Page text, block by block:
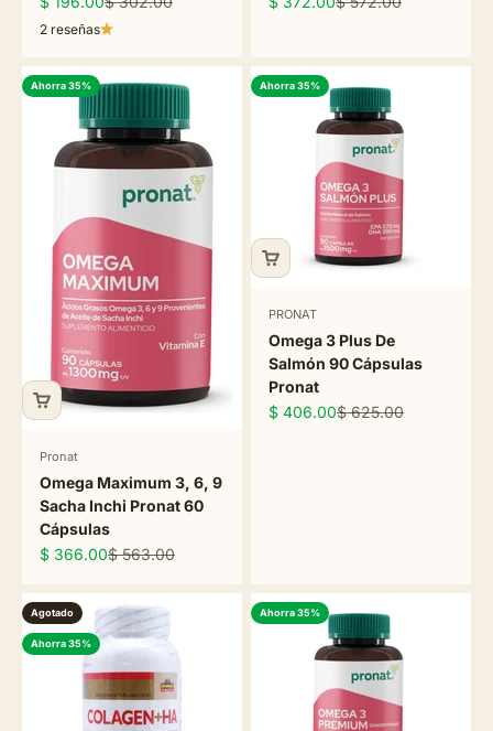
2 reseñas
Ahorra 35%
Pronat
Omega Maximum 3, 6, 9
Sacha Inchi Pronat 60
Cápsulas
Precio de oferta
$ 366.00Precio normal
$ 563.00
Ahorra 35%
PRONAT
Omega 3 Plus De
Salmón 90 Cápsulas
Pronat
Precio de oferta
$ 406.00Precio normal
$ 625.00
Agotado
Ahorra 35%
Ahorra 35%